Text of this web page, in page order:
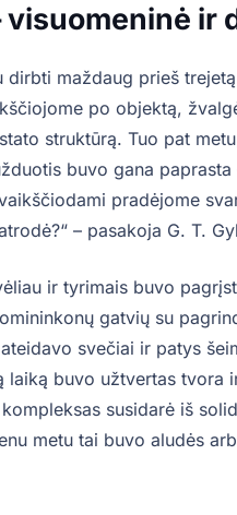
ir
dirbti maždaug prieš
po objektą,
struktūrą. Tuo pat
buvo gana
pradėjome
– pasakoja G. T.
ir tyrimais buvo
gatvių su
svečiai ir patys
laiką buvo užtvertas tvora
susidarė iš
metu tai buvo aludės